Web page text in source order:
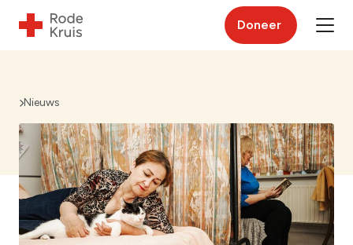
Doneer
Nieuws